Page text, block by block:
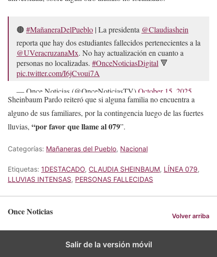
🟤 #MañaneraDelPueblo | La presidenta @Claudiashein
reporta que hay dos estudiantes fallecidos pertenecientes a la
@UVeracruzanaMx. No hay actualización en cuanto a
personas no localizadas. #OnceNoticiasDigital 🔻
pic.twitter.com/I6jCvoui7A
— Once Noticias (@OnceNoticiasTV)October 15, 2025
Sheinbaum Pardo reiteró que si alguna familia no encuentra a
alguno de sus familiares, por la contingencia luego de las fuertes
lluvias, “por favor que llame al 079”.
Categorías: Mañaneras del Pueblo, Nacional
Etiquetas: 1DESTACADO, CLAUDIA SHEINBAUM, LÍNEA 079,
LLUVIAS INTENSAS, PERSONAS FALLECIDAS
Once Noticias Volver arriba
Salir de la versión móvil